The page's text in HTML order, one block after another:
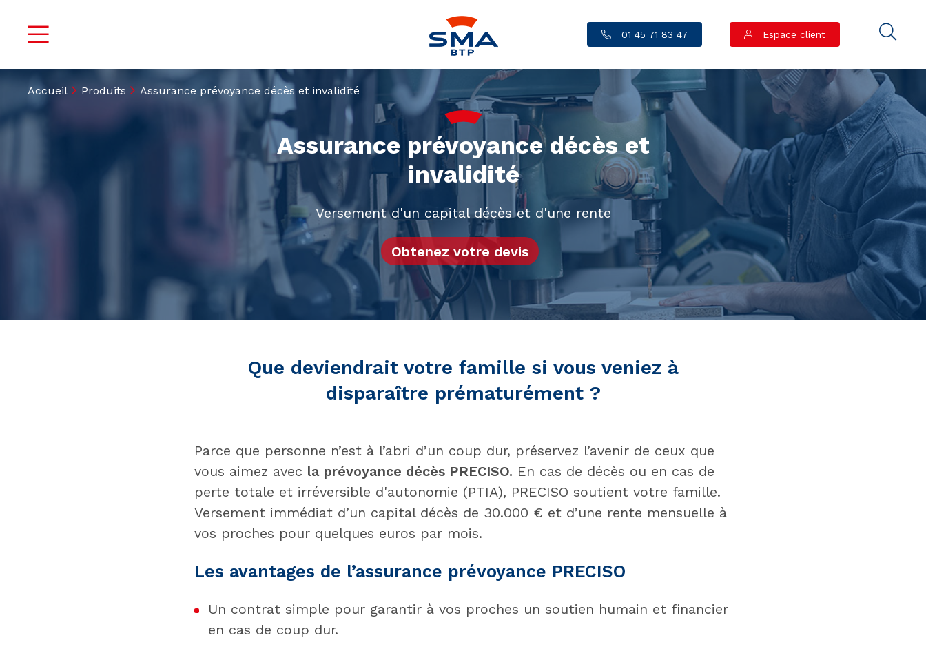
01 45 71 83 47 Espace client
Accueil Produits Assurance prévoyance décès et invalidité
Assurance prévoyance décès et
invalidité
Versement d'un capital décès et d'​une rente
Obtenez votre devis
Que deviendrait votre famille si vous veniez à
disparaître prématurément ?
Parce que personne n’est à l’abri d’un coup dur, préservez l’avenir de ceux que
vous aimez avec la prévoyance décès PRECISO. En cas de décès ou en cas de
perte totale et irréversible d'autonomie (PTIA), PRECISO soutient votre famille.
Versement immédiat d’un capital décès de 30.000 € et d’une rente mensuelle à
vos proches pour quelques euros par mois.
Les avantages de l’assurance prévoyance PRECISO
Un contrat simple pour garantir à vos proches un soutien humain et financier
en cas de coup dur.